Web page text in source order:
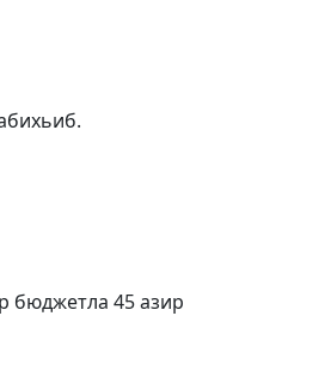
бюджетла 45 азир